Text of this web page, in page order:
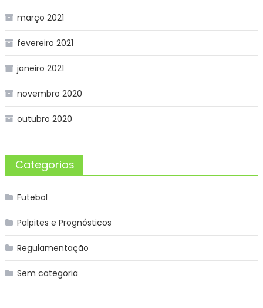
março 2021
fevereiro 2021
janeiro 2021
novembro 2020
outubro 2020
Categorias
Futebol
Palpites e Prognósticos
Regulamentação
Sem categoria